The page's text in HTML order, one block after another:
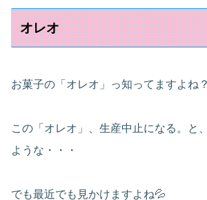
オレオ
お菓子の「オレオ」っ知ってますよね？
この「オレオ」、生産中止になる。と
ような・・・
でも最近でも見かけますよね💦